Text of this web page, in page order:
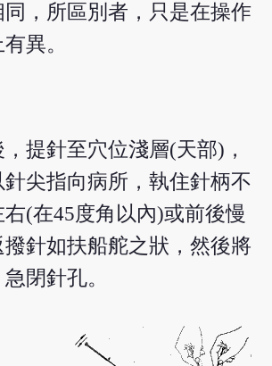
，所區別者，只是在操作
異。
提針至穴位淺層(天部)，
尖指向病所，執住針柄不
(在45度角以內)或前後慢
針如扶船舵之狀，然後將
閉針孔。